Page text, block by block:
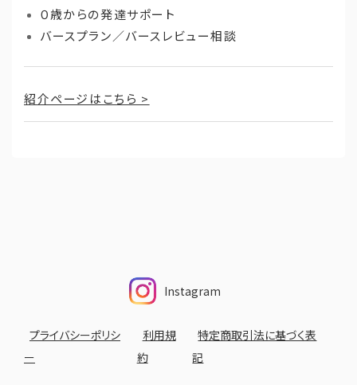
０歳からの発達サポート
バースプラン／バースレビュー相談
紹介ページはこちら >
Instagram
プライバシーポリシ
ー
利用規
約
特定商取引法に基づく表
記